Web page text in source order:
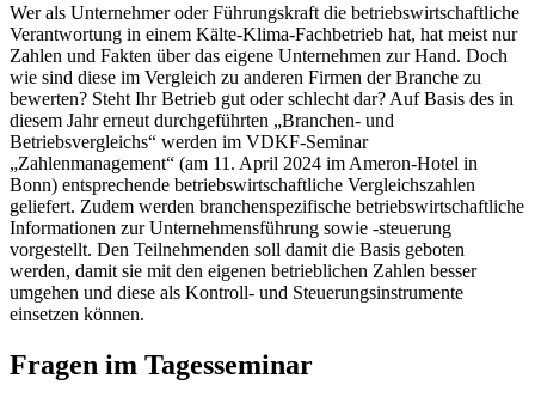
Wer als Unternehmer oder Führungskraft die betriebswirtschaftliche
Verantwortung in einem Kälte-Klima-Fachbetrieb hat, hat meist nur
Zahlen und Fakten über das eigene Unternehmen zur Hand. Doch
wie sind diese im Vergleich zu anderen Firmen der Branche zu
bewerten? Steht Ihr Betrieb gut oderschlecht dar? Auf Basis des in
diesem Jahr erneut durchgeführten „Branchen- und
Betriebsvergleichs“ werden im VDKF-Seminar
„Zahlenmanagement“ (am 11. April 2024 im Ameron-Hotel in
Bonn) entsprechende betriebswirtschaftliche Vergleichszahlen
geliefert. Zudem werden branchenspezifische betriebswirtschaftliche
Informationen zur Unternehmensführung sowie -steuerung
vorgestellt. Den Teilnehmenden soll damit die Basis geboten
werden, damit sie mit den eigenen betrieblichen Zahlen besser
umgehen und diese als Kontroll- und Steuerungsinstrumente
einsetzen können.
Fragen im Tagesseminar